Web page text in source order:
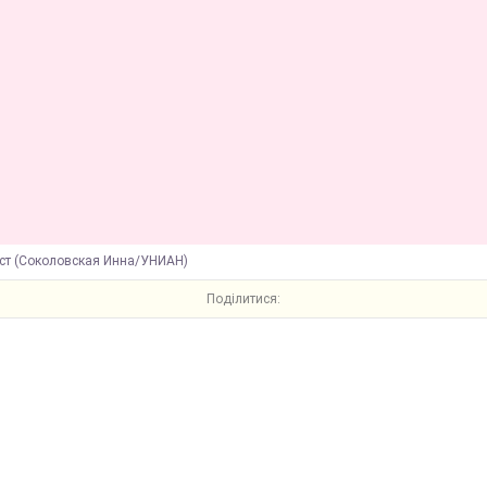
(Соколовская Инна/УНИАН)
Поділитися: